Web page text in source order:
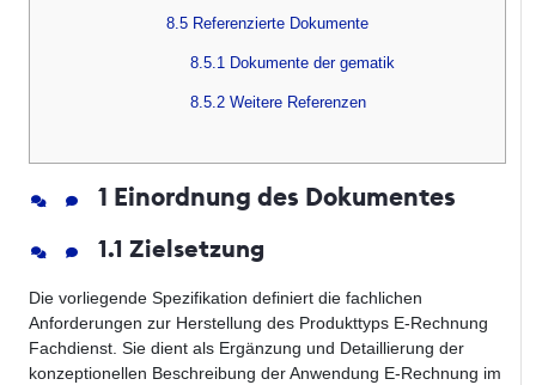
8.5 Referenzierte Dokumente
8.5.1 Dokumente der gematik
8.5.2 Weitere Referenzen
1 Einordnung des Dokumentes
1.1 Zielsetzung
Die vorliegende Spezifikation definiert die fachlichen
Anforderungen zur Herstellung des Produkttyps E-Rechnung
Fachdienst. Sie dient als Ergänzung und Detaillierung der
konzeptionellen Beschreibung der Anwendung E-Rechnung im